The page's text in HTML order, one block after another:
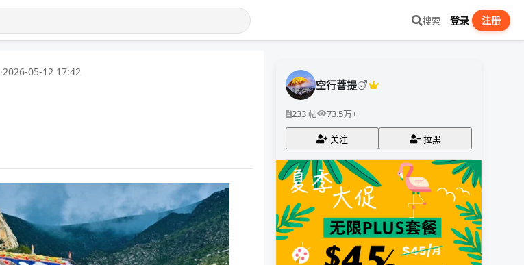
搜索 登录 注册
·2026-05-12 17:42
空行菩提
233 帖 73.5万+
关注 拉黑